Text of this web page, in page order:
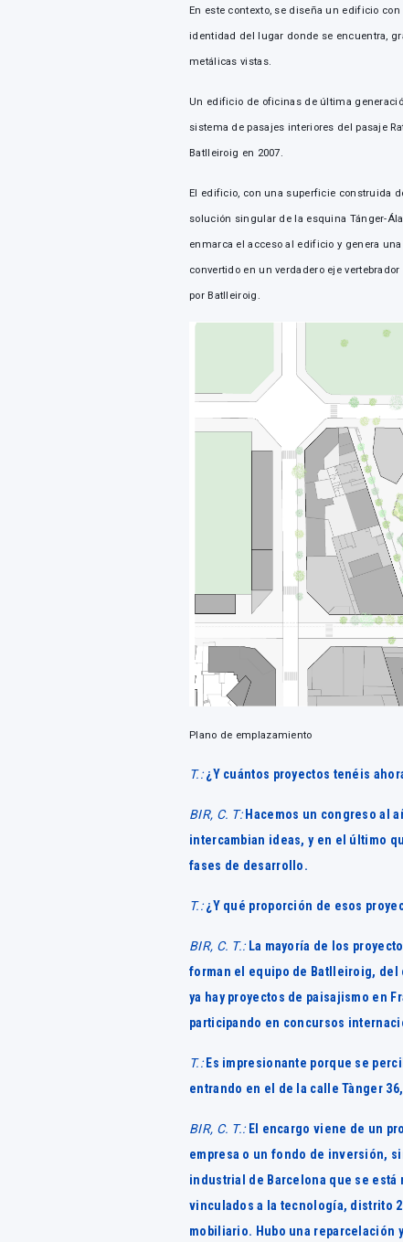
En este contexto, se diseña un edificio
identidad del lugar donde se encuentra,
metálicas vistas.
Un edificio de oficinas de última
sistema de pasajes interiores del pasaje
Batlleiroig en 2007.
El edificio, con una superficie construida
solución singular de la esquina Tánger-
enmarca el acceso al edificio y genera
convertido en un verdadero eje
por Batlleiroig.
Plano de emplazamiento
T.:¿Y cuántos proyectos tenéis
BIR, C. T: Hacemos un congreso al
intercambian ideas, y en el último
fases de desarrollo.
T.:¿Y qué proporción de esos
BIR, C. T.: La mayoría de los
forman el equipo de Batlleiroig, del
ya hay proyectos de paisajismo en
participando en concursos
T.: Es impresionante porque se
entrando en el de la calle Tànger
BIR, C. T.: El encargo viene de un
empresa o un fondo de inversión,
industrial de Barcelona que se
vinculados a la tecnología, distrito
mobiliario. Hubo una reparcelación